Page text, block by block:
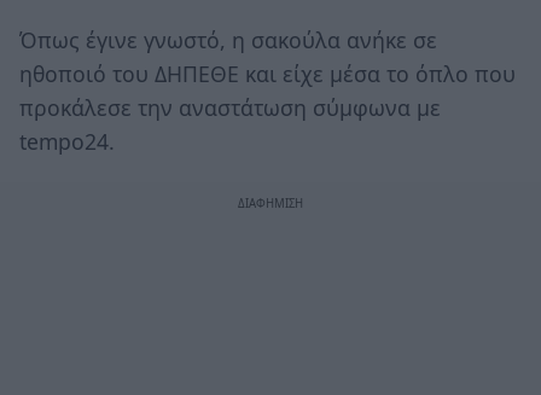
Όπως έγινε γνωστό, η σακούλα ανήκε σε
ηθοποιό του ΔΗΠΕΘΕ και είχε μέσα το όπλο που
προκάλεσε την αναστάτωση σύμφωνα με
tempo24.